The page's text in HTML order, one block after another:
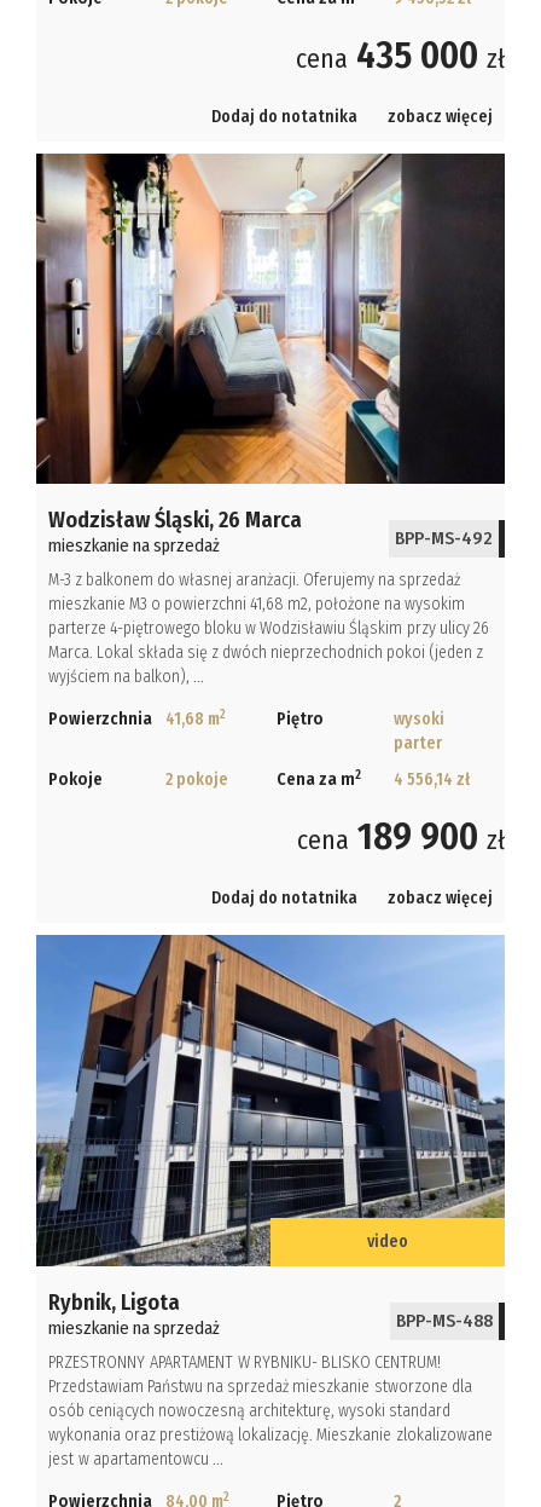
cena 435 000 zł
Dodaj do notatnika zobacz więcej
Wodzisław Śląski,26 Marca
mieszkanie na sprzedaż BPP-MS-492
M-3 z balkonem do własnej aranżacji. Oferujemy na sprzedaż
mieszkanie M3 o powierzchni 41,68 m2, położone na wysokim
parterze 4-piętrowego bloku w Wodzisławiu Śląskim przy ulicy 26
Marca. Lokal składa się z dwóch nieprzechodnich pokoi (jeden z
wyjściem na balkon), ...
Powierzchnia 41,68 m2 Piętro
wysoki
parter
Pokoje
2 pokoje Cena za m2 4 556,14 zł
cena 189 900 zł
Dodaj do notatnika zobacz więcej
video
Rybnik, Ligota
mieszkanie na sprzedaż BPP-MS-488
PRZESTRONNY APARTAMENT W RYBNIKU- BLISKO CENTRUM!
Przedstawiam Państwu na sprzedaż mieszkanie stworzone dla
osób ceniących nowoczesną architekturę, wysoki standard
wykonania oraz prestiżową lokalizację. Mieszkanie zlokalizowane
jest w apartamentowcu ...
Powierzchnia 84,00 m2 Piętro 2